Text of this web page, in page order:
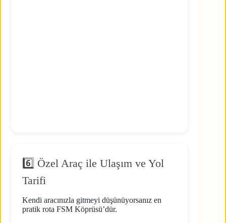
6️⃣ Özel Araç ile Ulaşım ve Yol
Tarifi
Kendi aracınızla gitmeyi düşünüyorsanız en
pratik rota FSM Köprüsü’dür.